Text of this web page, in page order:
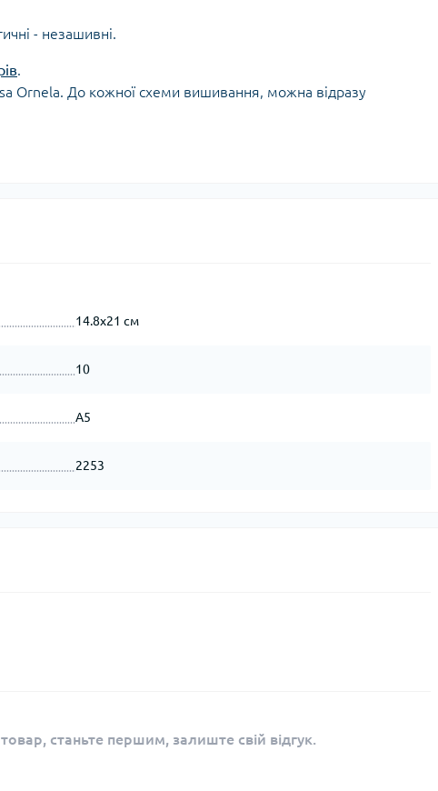
- незашивні.
.
Ornela. До кожної схеми вишивання, можна відразу
14.8x21 см
10
А5
2253
станьте першим, залиште свій відгук.